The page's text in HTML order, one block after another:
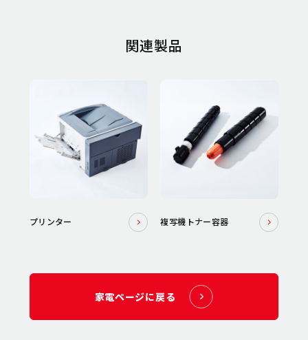
関連製品
プリンター 複写機トナー容器
家電ページに戻る